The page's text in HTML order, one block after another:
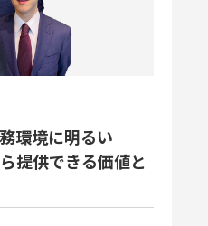
環境に明るい
提供できる価値と